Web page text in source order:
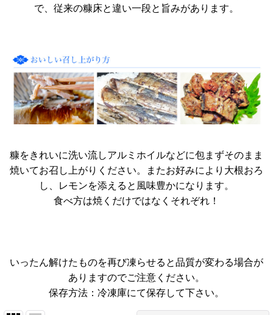
で、従来の糠床と違い一段と旨みがあります。
糠をきれいに洗い流しアルミホイルなどに包まずそのまま
焼いてお召し上がりください。またお好みにより大根おろ
し、レモンを添えると風味豊かになります。
食べ方は焼くだけではなくそれぞれ！
いったん解けたものを再び凍らせると品質が変わる場合が
ありますのでご注意ください。
保存方法：冷凍庫にて保存して下さい。